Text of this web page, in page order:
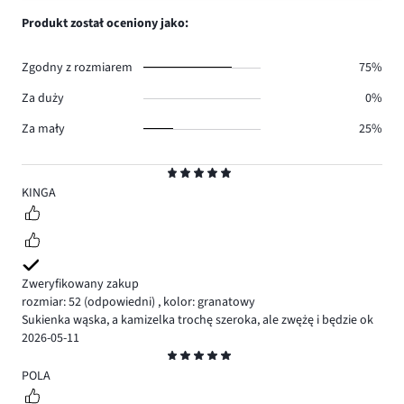
5
KINGA
Zweryfikowany zakup
rozmiar: 52 (odpowiedni) , kolor: granatowy
Sukienka wąska, a kamizelka trochę szeroka, ale zwężę i będzie ok
2026-05-11
5
POLA
Produkt został oceniony jako:
Zgodny z rozmiarem
75%
Za duży
0%
Za mały
25%